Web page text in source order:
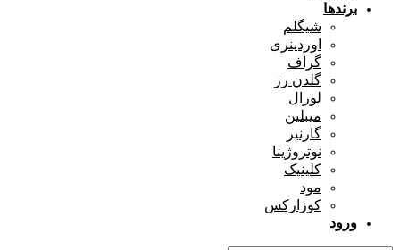
برندها
شیگلم
اوردینری
گراف
گلدن رز
لورال
میبلین
گارنیر
نوتروژینا
کلینیک
مود
کوزارکس
ورود